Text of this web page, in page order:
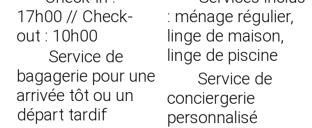
17h00 // Check-
out : 10h00
Service de
bagagerie pour une
arrivée tôt ou un
départ tardif
: ménage régulier,
linge de maison,
linge de piscine
Service de
conciergerie
personnalisé